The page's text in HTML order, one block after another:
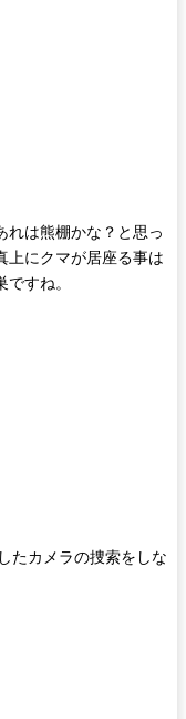
れは熊棚かな？と思っ
上にクマが居座る事は
すね。
たカメラの捜索をしな